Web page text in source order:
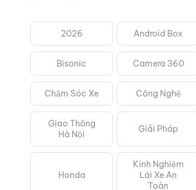
2026 Android Box
Bisonic Camera 360
Chăm Sóc Xe Công Nghệ
Giao Thông
Hà Nội
Giải Pháp
Honda
Kinh Nghiệm
Lái Xe An
Toàn